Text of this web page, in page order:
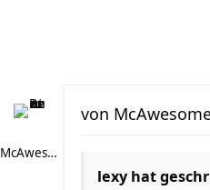
McAwesome
von
lexy hat